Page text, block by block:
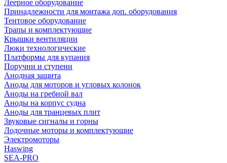
Леерное оборудование
Принадлежности для монтажа доп. оборудования
Тентовое оборудование
Трапы и комплектующие
Крышки вентиляции
Люки технологические
Платформы для купания
Поручни и ступени
Анодная защита
Аноды для моторов и угловых колонок
Аноды на гребной вал
Аноды на корпус судна
Аноды для транцевых плит
Звуковые сигналы и горны
Лодочные моторы и комплектующие
Электромоторы
Haswing
SEA-PRO